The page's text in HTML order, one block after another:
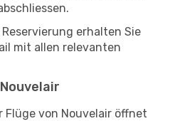
erhalten Sie
mit allen relevanten
von Nouvelair öffnet